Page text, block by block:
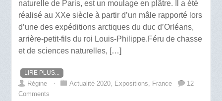
naturelle de Paris, est un moulage en plâtre. Il a été
réalisé au XXe siècle à partir d’un mâle rapporté lors
d’une des expéditions arctiques du duc d’Orléans,
arrière-petit-fils du roi Louis-Philippe.Féru de chasse
et de sciences naturelles, […]
LIRE PLUS...
Régine ⋅ Actualité 2020, Expositions, France
12
Comments